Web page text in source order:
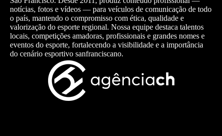
notícias, fotos e vídeos — para veículos de comunicação de todo
o país, mantendo o compromisso com ética, qualidade e
valorização do esporte regional. Nossa equipe destaca talentos
locais, competições amadoras, profissionais e grandes nomes e
eventos do esporte, fortalecendo a visibilidade e a importância
do cenário esportivo sanfranciscano.